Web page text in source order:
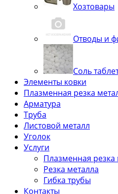
Хозтовары
Отводы и
Соль
Элементы ковки
Плазменная резка
Арматура
Труба
Листовой металл
Уголок
Услуги
Плазменная резка
Резка металла
Гибка трубы
Контакты